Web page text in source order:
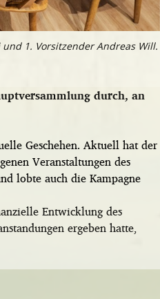
1. Vorsitzender Andreas Will.
durch, an
Geschehen. Aktuell hat der
Veranstaltungen des
lobte auch die Kampagne
Entwicklung des
ergeben hatte,